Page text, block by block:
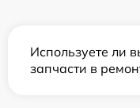
Используете ли
запчасти в